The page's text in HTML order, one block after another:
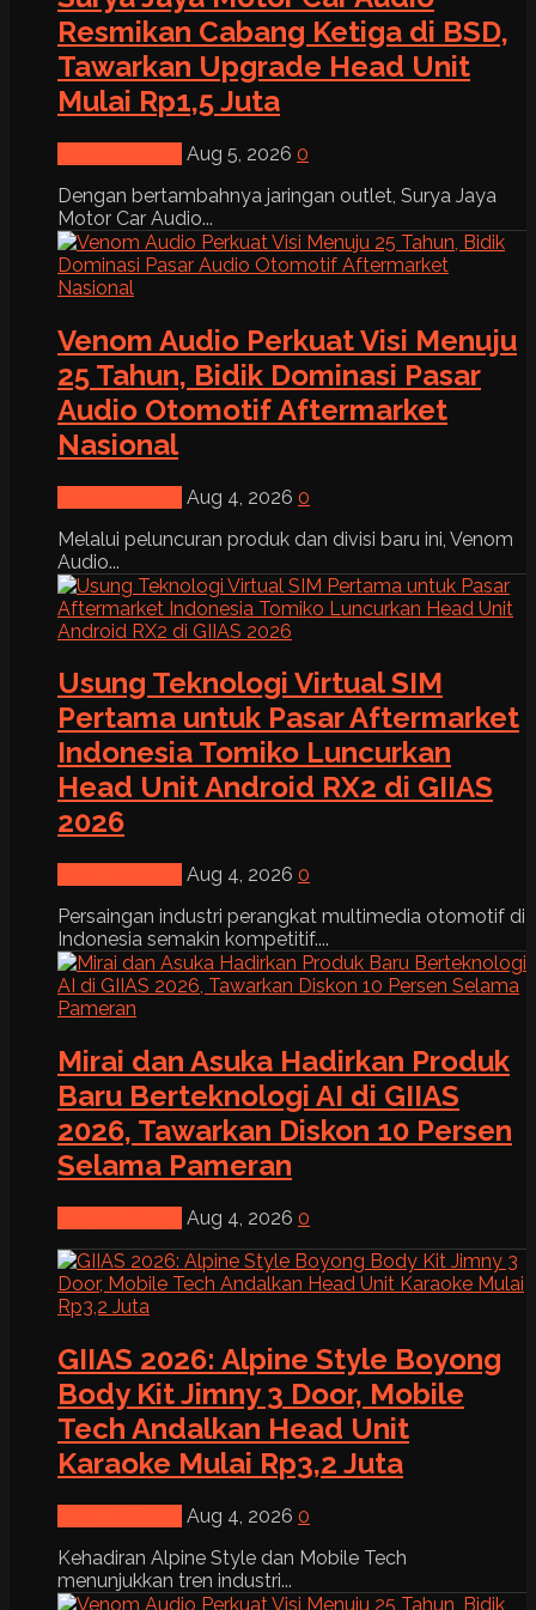
Resmikan Cabang Ketiga di BSD,
Tawarkan Upgrade Head Unit
Mulai Rp1,5 Juta
Aug 5, 2026 0
Dengan bertambahnya jaringan outlet, Surya Jaya
Motor Car Audio...
Venom Audio Perkuat Visi Menuju
25 Tahun, Bidik Dominasi Pasar
Audio Otomotif Aftermarket
Nasional
Aug 4, 2026 0
Melalui peluncuran produk dan divisi baru ini, Venom
Audio...
Usung Teknologi Virtual SIM
Pertama untuk Pasar Aftermarket
Indonesia Tomiko Luncurkan
Head Unit Android RX2 di GIIAS
2026
Aug 4, 2026 0
Persaingan industri perangkat multimedia otomotif di
Indonesia semakin kompetitif....
Mirai dan Asuka Hadirkan Produk
Baru Berteknologi AI di GIIAS
2026, Tawarkan Diskon 10 Persen
Selama Pameran
Aug 4, 2026 0
GIIAS 2026: Alpine Style Boyong
Body Kit Jimny 3 Door, Mobile
Tech Andalkan Head Unit
Karaoke Mulai Rp3,2 Juta
Aug 4, 2026 0
Kehadiran Alpine Style dan Mobile Tech
menunjukkan tren industri...